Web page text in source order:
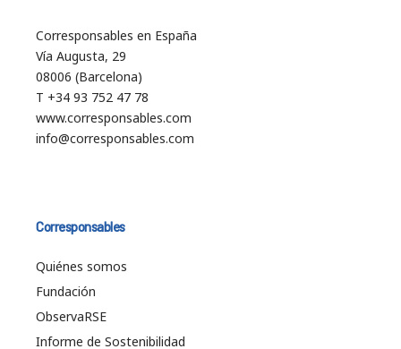
Corresponsables en España
Vía Augusta, 29
08006 (Barcelona)
T +34 93 752 47 78
www.corresponsables.com
info@corresponsables.com
Corresponsables
Quiénes somos
Fundación
ObservaRSE
Informe de Sostenibilidad